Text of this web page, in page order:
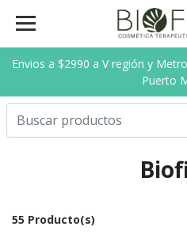
Envios a $2990 a V región y
Puerto
55 Producto(s)